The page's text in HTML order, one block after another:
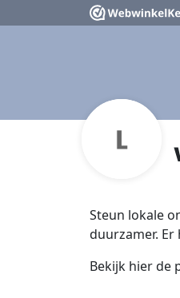
Steun lokale
duurzamer.
Bekijk hier de